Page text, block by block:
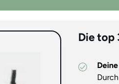
Die top